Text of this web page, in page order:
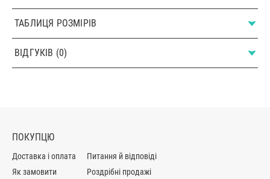
ТАБЛИЦЯ РОЗМІРІВ
ВІДГУКІВ (0)
ПОКУПЦЮ
Доставка і оплата
Як замовити
Питання й відповіді
Роздрібні продажі